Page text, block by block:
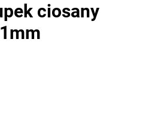
ciosany